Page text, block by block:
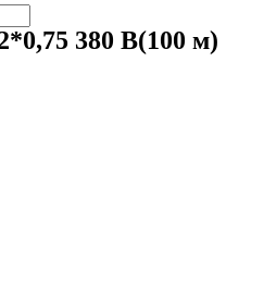
380 В(100 м)